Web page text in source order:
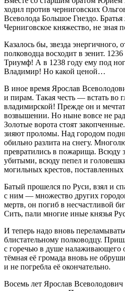
ходил против черниговских
Всеволода Большое Гнездо.
Черниговское княжество, не зная
Казалось бы, звезда энергичного,
полководца восходит в зенит.
Триумф! А в 1238 году ему под
Владимир! Но какой ценой…
В иное время Ярослав
и пирам. Такая честь — встать во
владимирской! Прежде он и
возвышении. Но ныне вовсе не
Золотые ворота стоят
зияют проломы. Над городом
обильно разлита на снегу.
превратились в пожарища. Всюду
убитыми, всюду пепел и
могильных крестов, поставленных
Батый прошелся по Руси, взял и
с ним — множество других
мертв, он погиб в несчастливой
Сить, пали многие иные князья
И теперь надо вновь
блистательному полководцу.
с горечью в душе налаживающего
тёмная её громада вновь не
и не погребла её окончательно.
Восемь лет Ярослав Всеволодович